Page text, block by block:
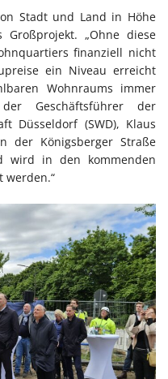
Stadt und Land in Höhe
„Ohne diese
finanziell nicht
ein Niveau erreicht
Wohnraums immer
Geschäftsführer der
Düsseldorf (SWD), Klaus
der Königsberger Straße
wird in den kommenden
werden.“